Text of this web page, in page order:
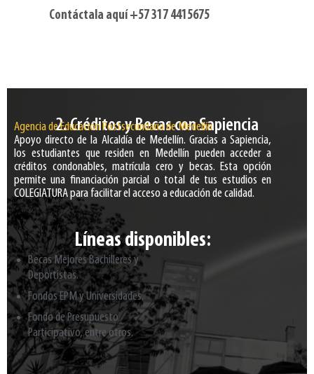
Contáctala aquí +57 317 4415675
2. Créditos y Becas con Sapiencia
Agencia de Educación Postsecundaria de Medellín
Apoyo directo de la Alcaldía de Medellín. Gracias a Sapiencia,
los estudiantes que residen en Medellín pueden acceder a
créditos condonables, matrícula cero y becas. Esta opción
permite una financiación parcial o total de tus estudios en
COLEGIATURA para facilitar el acceso a educación de calidad.
Líneas disponibles:
Becas Mejores Bachilleres y
Deportistas.
Fondos EPM y Universidades.
Fondo de Presupuesto
Participativo, entre otros.